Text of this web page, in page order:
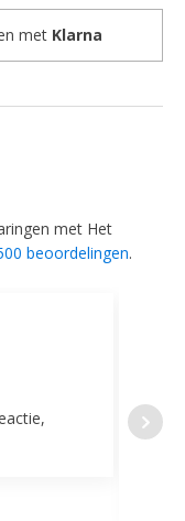
met Klarna
met Het
beoordelingen.
door